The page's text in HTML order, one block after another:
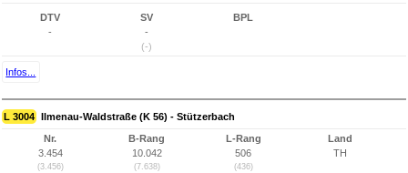
DTV
-
SV
-
(-)
BPL
Infos...
L 3004 Ilmenau-Waldstraße (K 56) - Stützerbach
Nr.
3.454
(3.456)
B-Rang
10.042
(7.638)
L-Rang
506
(436)
Land
TH